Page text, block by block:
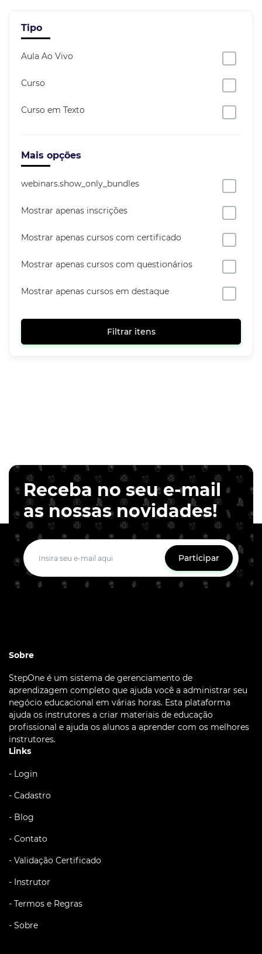
Tipo
Aula Ao Vivo
Curso
Curso em Texto
Mais opções
webinars.show_only_bundles
Mostrar apenas inscrições
Mostrar apenas cursos com certificado
Mostrar apenas cursos com questionários
Mostrar apenas cursos em destaque
Filtrar itens
Receba no seu e-mail
as nossas novidades!
Participar
Sobre
StepOne é um sistema de gerenciamento de
aprendizagem completo que ajuda você a administrar seu
negócio educacional em várias horas. Esta plataforma
ajuda os instrutores a criar materiais de educação
profissional e ajuda os alunos a aprender com os melhores
instrutores.
Links
- Login
- Cadastro
- Blog
- Contato
- Validação Certificado
- Instrutor
- Termos e Regras
- Sobre